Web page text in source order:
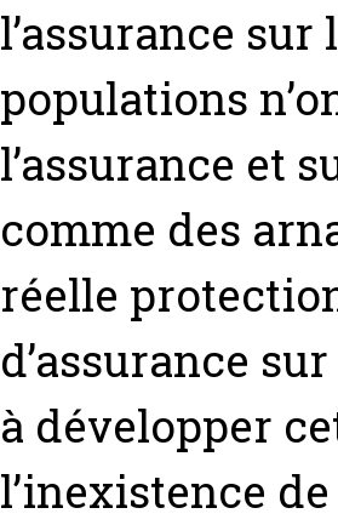
l’assurance sur
populations
l’assurance et
comme des
réelle
d’assurance
à développer
l’inexistence